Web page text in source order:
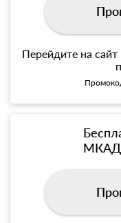
Перейдите на сайт